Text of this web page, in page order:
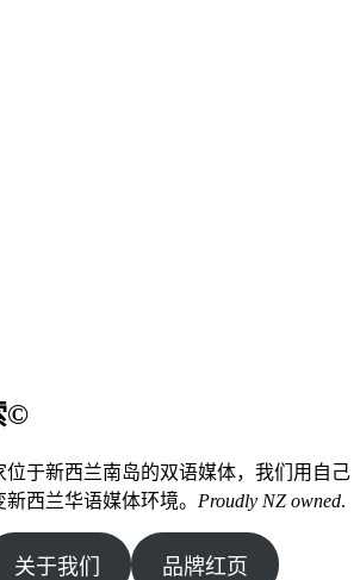
©
位于新西兰南岛的双语媒体，我们用自己
西兰华语媒体环境。 Proudly NZ owned.
关于我们 品牌红页